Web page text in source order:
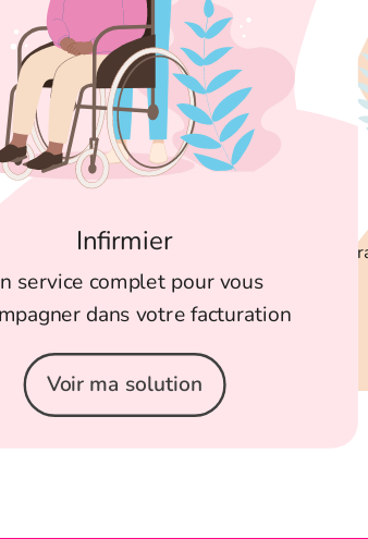
Infirmier
service complet pour vous
dans votre facturation
Voir ma solution